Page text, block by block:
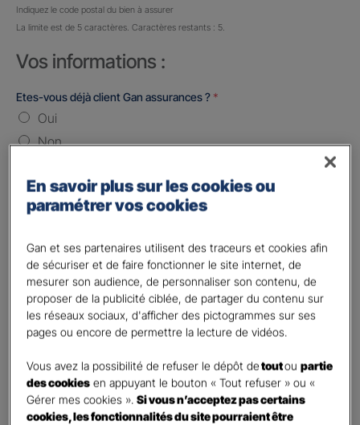
Nombre de caractères restants :
Indiquez le code postal du bien à assurer
La limite est de 5 caractères. Caractères restants : 5.
Vos informations :
Etes-vous déjà client Gan assurances ? *
Oui
Non
Madame
Contact*
First Last
Téléphone*
United
States
+1
E-mail*
En savoir plus sur les cookies ou
paramétrer vos cookies
Gan et ses partenaires utilisent des traceurs et cookies afin
de sécuriser et de faire fonctionner le site internet, de
mesurer son audience, de personnaliser son contenu, de
proposer de la publicité ciblée, de partager du contenu sur
les réseaux sociaux, d'afficher des pictogrammes sur ses
pages ou encore de permettre la lecture de vidéos.
Vous avez la possibilité de refuser le dépôt detoutoupartie
des cookies en appuyant le bouton « Tout refuser » ou «
Gérer mes cookies ».Si vous n’acceptez pas certains
cookies, les fonctionnalités du site pourraient être